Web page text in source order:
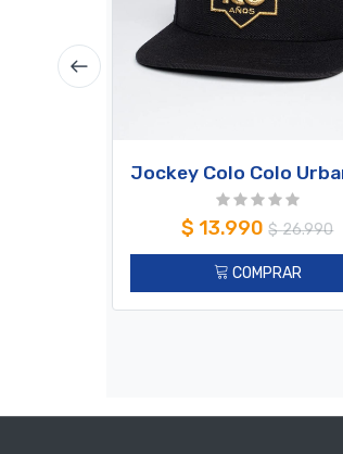
$ 13.990 $26.990
COMPRAR